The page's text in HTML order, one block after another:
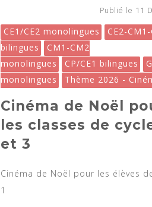
Publié le 11
CE1/CE2 monolingues
CE2-
bilingues
CM1-CM2
monolingues
CP/CE1 bilingues
monolingues
Thème 2026 -
Cinéma de Noël
les classes de
et 3
Cinéma de Noël pour les élèves
1